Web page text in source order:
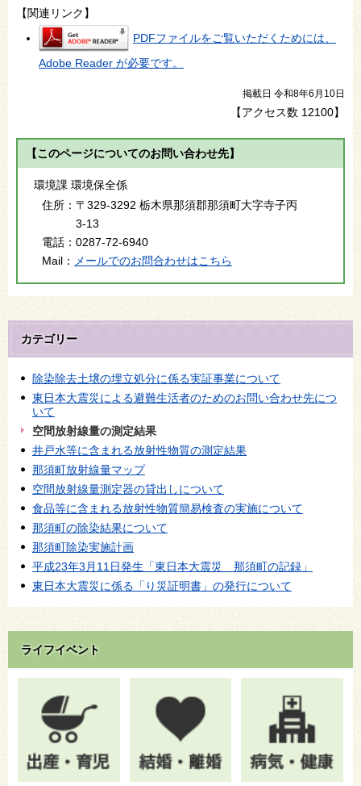
【関連リンク】
PDFファイルをご覧いただくためには、
Adobe Reader が必要です。
掲載日 令和8年6月10日
【アクセス数 12100】
【このページについてのお問い合わせ先】
環境課 環境保全係
住所： 〒329-3292 栃木県那須郡那須町大字寺子丙
3-13
電話： 0287-72-6940
Mail：
メールでのお問合わせはこちら
カテゴリー
除染除去土壌の埋立処分に係る実証事業について
東日本大震災による避難生活者のためのお問い合わせ先につ
いて
空間放射線量の測定結果
井戸水等に含まれる放射性物質の測定結果
那須町放射線量マップ
空間放射線量測定器の貸出しについて
食品等に含まれる放射性物質簡易検査の実施について
那須町の除染結果について
那須町除染実施計画
平成23年3月11日発生「東日本大震災 那須町の記録」
東日本大震災に係る「り災証明書」の発行について
ライフイベント